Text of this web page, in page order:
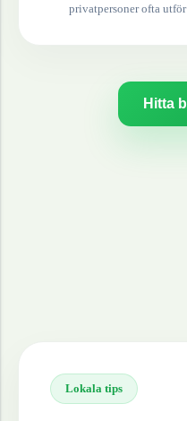
privatpersoner ofta
Hitta
Lokala tips